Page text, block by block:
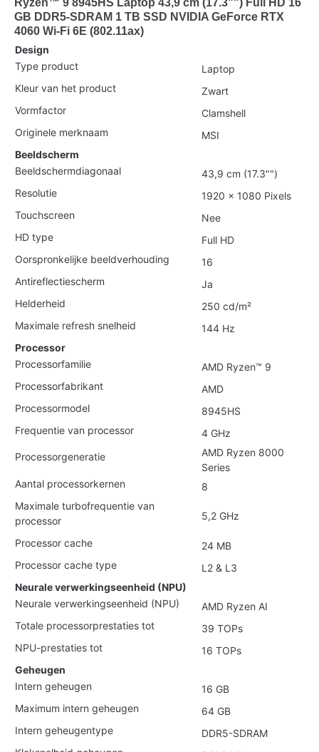
GB DDR5-SDRAM 1 TB SSD NVIDIA GeForce RTX
4060 Wi-Fi 6E (802.11ax)
Design
Type product
Laptop
Kleur van het product
Zwart
Vormfactor
Clamshell
Originele merknaam
MSI
Beeldscherm
Beeldschermdiagonaal
43,9 cm (17.3"")
Resolutie
1920 x 1080 Pixels
Touchscreen
Nee
HD type
Full HD
Oorspronkelijke beeldverhouding
16
Antireflectiescherm
Ja
Helderheid
250 cd/m²
Maximale refresh snelheid
144 Hz
Processor
Processorfamilie
AMD Ryzen™ 9
Processorfabrikant
AMD
Processormodel
8945HS
Frequentie van processor
4 GHz
Processorgeneratie
AMD Ryzen 8000
Series
Aantal processorkernen
8
Maximale turbofrequentie van
processor
5,2 GHz
Processor cache
24 MB
Processor cache type
L2 & L3
Neurale verwerkingseenheid (NPU)
Neurale verwerkingseenheid (NPU)
AMD Ryzen AI
Totale processorprestaties tot
39 TOPs
NPU-prestaties tot
16 TOPs
Geheugen
Intern geheugen
16 GB
Maximum intern geheugen
64 GB
Intern geheugentype
DDR5-SDRAM